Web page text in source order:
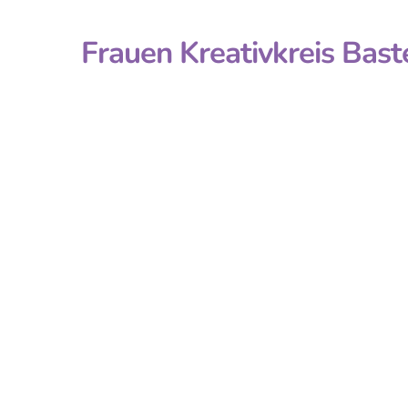
Frauen Kreativkreis